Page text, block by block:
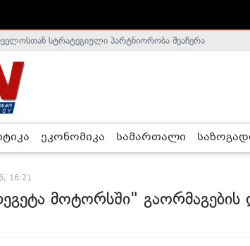
ფაქტო მთავრობა არალეგიტიმურია - ჰელსინკის
ეკონომიკა სამართალი
16:21
მოტორსში" გაორმაგების